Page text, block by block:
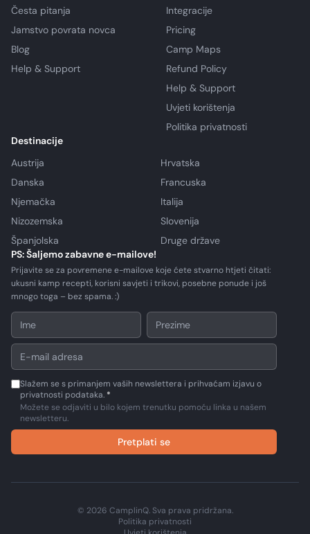
Česta pitanja
Jamstvo povrata novca
Blog
Help & Support
Integracije
Pricing
Camp Maps
Refund Policy
Help & Support
Uvjeti korištenja
Politika privatnosti
Destinacije
Austrija
Hrvatska
Danska
Francuska
Njemačka
Italija
Nizozemska
Slovenija
Španjolska
Druge države
PS: Šaljemo zabavne e-mailove!
Prijavite se za povremene e-mailove koje ćete stvarno htjeti čitati:
ukusni kamp recepti, korisni savjeti i trikovi, posebne ponude i još
mnogo toga – bez spama. :)
Slažem se s primanjem vaših newslettera i prihvaćam izjavu o
privatnosti podataka. *
Možete se odjaviti u bilo kojem trenutku pomoću linka u našem
newsletteru.
Pretplati se
© 2026 CamplinQ. Sva prava pridržana.
Politika privatnosti